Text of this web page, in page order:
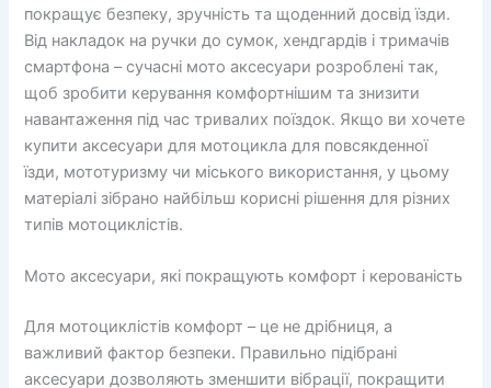
покращує безпеку, зручність та щоденний досвід їзди.
Від накладок на ручки до сумок, хендгардів і тримачів
смартфона – сучасні мото аксесуари розроблені так,
щоб зробити керування комфортнішим та знизити
навантаження під час тривалих поїздок. Якщо ви хочете
купити аксесуари для мотоцикла для повсякденної
їзди, мототуризму чи міського використання, у цьому
матеріалі зібрано найбільш корисні рішення для різних
типів мотоциклістів.
Мото аксесуари, які покращують комфорт і керованість
Для мотоциклістів комфорт – це не дрібниця, а
важливий фактор безпеки. Правильно підібрані
аксесуари дозволяють зменшити вібрації, покращити